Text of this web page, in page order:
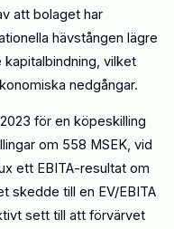
att bolaget har
hävstången lägre
vilket
nedgångar.
2023 för en köpeskilling
om 558 MSEK, vid
ett EBITA-resultat om
skedde till en EV/EBITA
sett till att förvärvet